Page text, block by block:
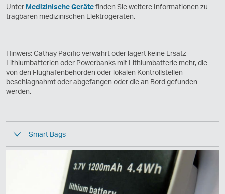
Unter Medizinische Gerätefinden Sie weitere Informationen zu
tragbaren medizinischen Elektrogeräten.
Hinweis: Cathay Pacific verwahrt oder lagert keine Ersatz-
Lithiumbatterien oder Powerbanks mit Lithiumbatterie mehr, die
von den Flughafenbehörden oder lokalen Kontrollstellen
beschlagnahmt oder abgefangen oder die an Bord gefunden
werden.
Smart Bags